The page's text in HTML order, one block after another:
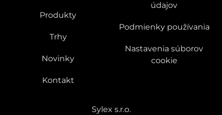
Produkty
Trhy
Novinky
Kontakt
údajov
Podmienky používania
Nastavenia súborov
cookie
Sylex s.r.o.